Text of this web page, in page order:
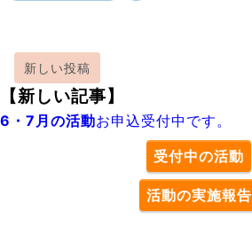
新しい投稿
【新しい記事】
6・7月の活動お申込受付中です。
受付中の活動
活動の実施報告